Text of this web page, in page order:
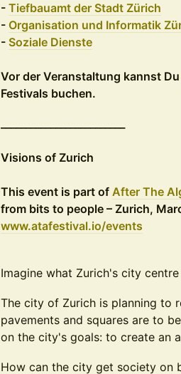
- Tiefbauamt der Stadt Zürich
- Organisation und Informatik
- Soziale Dienste
Vor der Veranstaltung kannst Du
Festivals buchen.
Visions of Zurich
This event is part of After The
from bits to people – Zurich,
www.atafestival.io/events
Imagine what Zurich's city
The city of Zurich is planning to
pavements and squares are to
on the city's goals: to create an
How can the city get society on